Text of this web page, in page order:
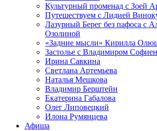
Культурный променад с Зоей
Путешествуем с Лидией
Лазурный Берег без пафоса с
Озолиной
«Задние мысли» Кирилла
Застолье с Владимиром
Ирина Савкина
Светлана Артемьева
Наталья Мешкова
Владимир Берштейн
Екатерина Габалова
Олег Липовецкий
Илона Румянцева
Афиша